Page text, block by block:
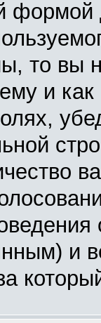
то вы
и
и